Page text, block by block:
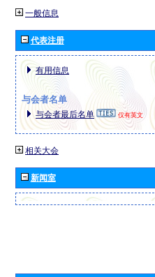
一般信息
代表注册
有用信息
与会者名单
与会者最后名单 仅有英文
相关大会
新闻室